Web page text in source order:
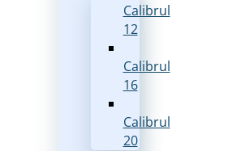
Calibrul
12
Calibrul
16
Calibrul
20